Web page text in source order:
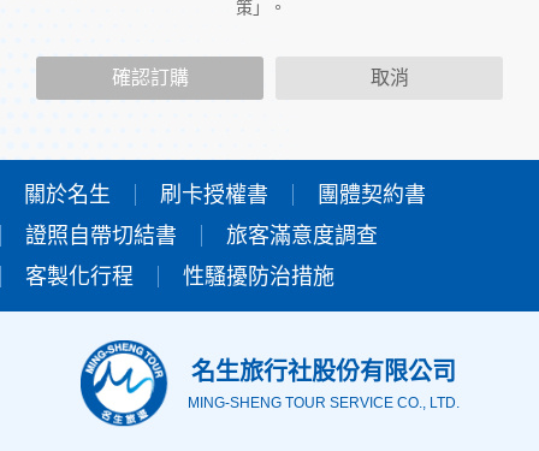
當您造訪本網站或使用本網站所提供之功能服務時，我們將視
該服務功能性質，請您提供必要的個人資料，並在該特定目的
本網站在您使用服務信箱、問卷調查等互動性功能時，會保留
您所提供的姓名、電子郵件地址、聯絡方式及使用時間等。
於一般瀏覽時，伺服器會自行記錄相關行徑，包括您使用連線
設備的IP位址、使用時間、使用的瀏覽器、瀏覽及點選資料記
用，決不對外公佈。
外，我們會視需要公佈統計數據及說明文字，但不涉及特定個
人之資料。
三、資料之保護
策」。
確認訂購 取消
關於名生 刷卡授權書
團體契約書
證照自帶切結書
旅客滿意度調查
客製化行程
性騷擾防治措施
名生旅行社股份有限公司
MING-SHENG TOUR SERVICE CO., LTD.